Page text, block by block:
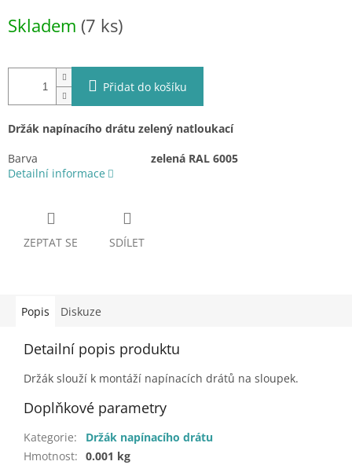
cena:
Skladem (7 ks)
Přidat do košíku
Držák napínacího drátu zelený natloukací
Barva
zelená RAL 6005
Detailní informace
ZEPTAT SE SDÍLET
Popis Diskuze
Detailní popis produktu
Držák slouží k montáží napínacích drátů na sloupek.
Doplňkové parametry
Kategorie:
Držák napínacího drátu
Hmotnost: 0.001 kg